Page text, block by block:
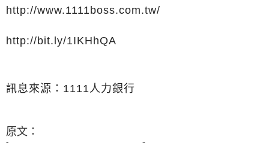
http://www.1111boss.com.tw/
http://bit.ly/1IKHhQA
訊息來源：1111人力銀行
原文：